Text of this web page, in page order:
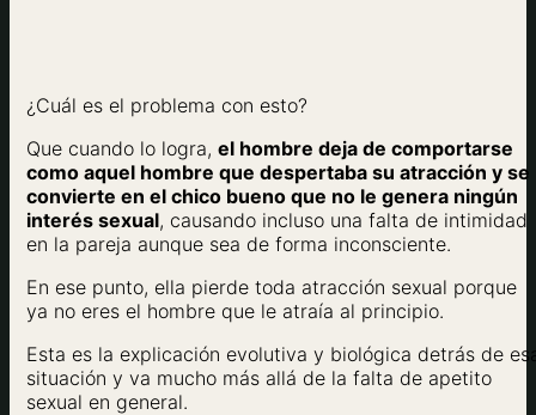
¿Cuál es el problema con esto?
Que cuando lo logra, el hombre deja de comportarse
como aquel hombre que despertaba su atracción y se
convierte en el chico bueno que no le genera ningún
interés sexual, causando incluso una falta de intimidad
en la pareja aunque sea de forma inconsciente.
En ese punto, ella pierde toda atracción sexual porque
ya no eres el hombre que le atraía al principio.
Esta es la explicación evolutiva y biológica detrás de
situación y va mucho más allá de la falta de apetito
sexual en general.